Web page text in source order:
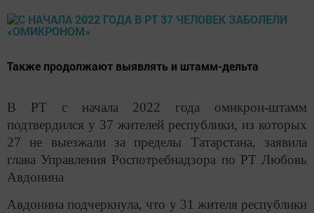
Также продолжают выявлять и штамм-дельта
В РТ с начала 2022 года омикрон-штамм
подтвердился у 37 жителей республики, из которых
27 не выезжали за пределы Татарстана, заявила
глава Управления Роспотребнадзора по РТ Любовь
Авдонина
Авдонина подчеркнула, что у 31 жителя республики